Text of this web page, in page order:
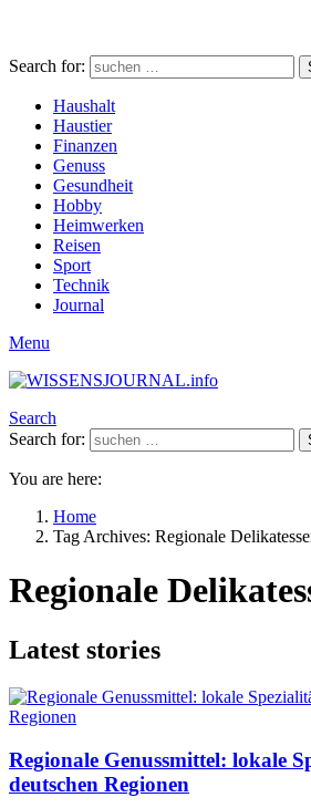
Search for:
Haushalt
Haustier
Finanzen
Genuss
Gesundheit
Hobby
Heimwerken
Reisen
Sport
Technik
Journal
Menu
Search
Search for:
You are here:
Home
Tag Archives: Regionale
Regionale
Latest stories
Regionale Genussmittel: lokale
deutschen Regionen